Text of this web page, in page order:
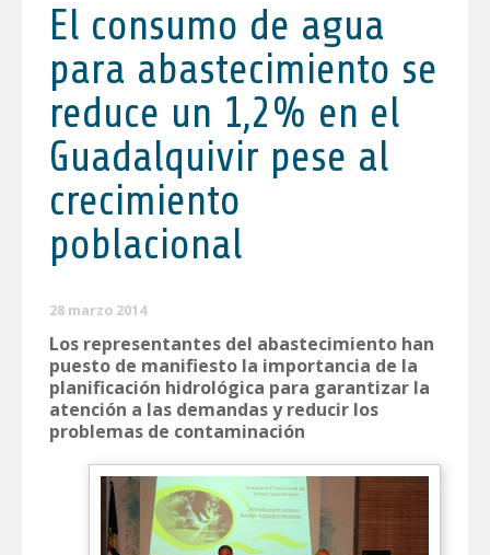
El consumo de agua
para abastecimiento se
reduce un 1,2% en el
Guadalquivir pese al
crecimiento
poblacional
28 marzo 2014
Los representantes del abastecimiento han
puesto de manifiesto la importancia de la
planificación hidrológica para garantizar la
atención a las demandas y reducir los
problemas de contaminación